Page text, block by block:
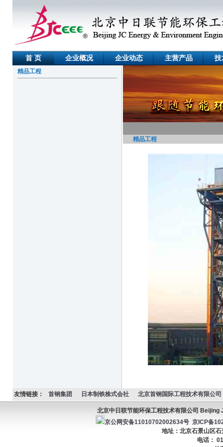
首 页 企业概况 企业动态 主营产品 技
精品工程
精品工程
友情链接： 首钢集团 日本制铁株式会社 北京首钢国际工程技术有限公司
北京中日联节能环保工程技术有限公司
京公网安备11010702002634号 京ICP备
地址：北京石景山区
电话：